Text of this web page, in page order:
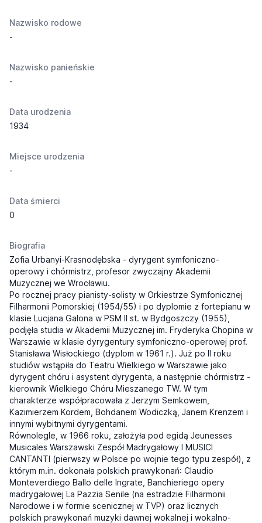
Nazwisko rodowe
-
Nazwisko panieńskie
-
Data urodzenia
1934
Miejsce urodzenia
-
Data śmierci
0
Biografia
Zofia Urbanyi-Krasnodębska - dyrygent symfoniczno-
operowy i chórmistrz, profesor zwyczajny Akademii
Muzycznej we Wrocławiu.
Po rocznej pracy pianisty-solisty w Orkiestrze Symfonicznej
Filharmonii Pomorskiej (1954/55) i po dyplomie z fortepianu w
klasie Lucjana Galona w PSM II st. w Bydgoszczy (1955),
podjęła studia w Akademii Muzycznej im. Fryderyka Chopina w
Warszawie w klasie dyrygentury symfoniczno-operowej prof.
Stanisława Wisłockiego (dyplom w 1961 r.). Już po II roku
studiów wstąpiła do Teatru Wielkiego w Warszawie jako
dyrygent chóru i asystent dyrygenta, a następnie chórmistrz -
kierownik Wielkiego Chóru Mieszanego TW. W tym
charakterze współpracowała z Jerzym Semkowem,
Kazimierzem Kordem, Bohdanem Wodiczką, Janem Krenzem i
innymi wybitnymi dyrygentami.
Równolegle, w 1966 roku, założyła pod egidą Jeunesses
Musicales Warszawski Zespół Madrygałowy I MUSICI
CANTANTI (pierwszy w Polsce po wojnie tego typu zespół), z
którym m.in. dokonała polskich prawykonań: Claudio
Monteverdiego Ballo delle Ingrate, Banchieriego opery
madrygałowej La Pazzia Senile (na estradzie Filharmonii
Narodowe i w formie scenicznej w TVP) oraz licznych
polskich prawykonań muzyki dawnej wokalnej i wokalno-